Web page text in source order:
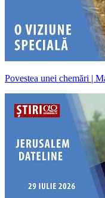
Povestea unei chemări |